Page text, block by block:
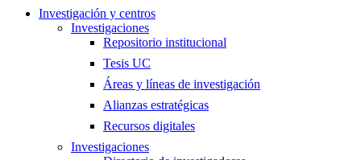
Investigación y centros
Investigaciones
Repositorio institucional
Tesis UC
Áreas y líneas de investigación
Alianzas estratégicas
Recursos digitales
Investigaciones